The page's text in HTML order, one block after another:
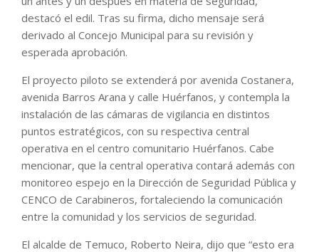
destacó el edil. Tras su firma, dicho mensaje será
derivado al Concejo Municipal para su revisión y
esperada aprobación.
El proyecto piloto se extenderá por avenida Costanera,
avenida Barros Arana y calle Huérfanos, y contempla la
instalación de las cámaras de vigilancia en distintos
puntos estratégicos, con su respectiva central
operativa en el centro comunitario Huérfanos. Cabe
mencionar, que la central operativa contará además con
monitoreo espejo en la Dirección de Seguridad Pública y
CENCO de Carabineros, fortaleciendo la comunicación
entre la comunidad y los servicios de seguridad.
El alcalde de Temuco, Roberto Neira, dijo que “esto era